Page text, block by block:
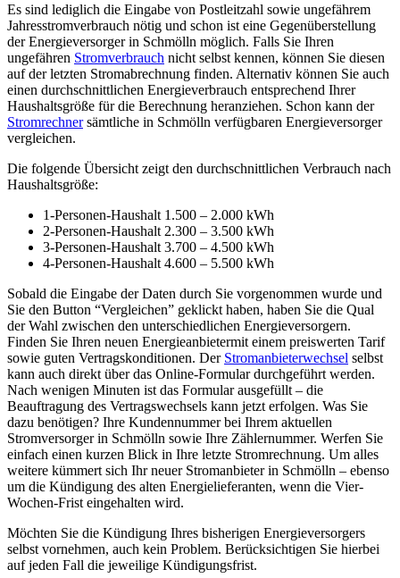
Es sind lediglich die Eingabe von Postleitzahl sowie ungefährem
Jahresstromverbrauch nötig und schon ist eine Gegenüberstellung
der Energieversorger in Schmölln möglich. Falls Sie Ihren
ungefähren Stromverbrauch nicht selbst kennen, können Sie diesen
auf der letzten Stromabrechnung finden. Alternativ können Sie auch
einen durchschnittlichen Energieverbrauch entsprechend Ihrer
Haushaltsgröße für die Berechnung heranziehen. Schon kann der
Stromrechnersämtliche in Schmölln verfügbaren Energieversorger
vergleichen.
Die folgende Übersicht zeigt den durchschnittlichen Verbrauch nach
Haushaltsgröße:
1-Personen-Haushalt 1.500 – 2.000 kWh
2-Personen-Haushalt 2.300 – 3.500 kWh
3-Personen-Haushalt 3.700 – 4.500 kWh
4-Personen-Haushalt 4.600 – 5.500 kWh
Sobald die Eingabe der Daten durch Sie vorgenommen wurde und
Sie den Button “Vergleichen” geklickt haben, haben Sie die Qual
der Wahl zwischen den unterschiedlichen Energieversorgern.
Finden Sie Ihren neuen Energieanbietermit einem preiswerten Tarif
sowie guten Vertragskonditionen. Der Stromanbieterwechsel selbst
kann auch direkt über das Online-Formular durchgeführt werden.
Nach wenigen Minuten ist das Formular ausgefüllt – die
Beauftragung des Vertragswechsels kann jetzt erfolgen. Was Sie
dazu benötigen? Ihre Kundennummer bei Ihrem aktuellen
Stromversorger in Schmölln sowie Ihre Zählernummer. Werfen Sie
einfach einen kurzen Blick in Ihre letzte Stromrechnung. Um alles
weitere kümmert sich Ihr neuer Stromanbieter in Schmölln – ebenso
um die Kündigung des alten Energielieferanten, wenn die Vier-
Wochen-Frist eingehalten wird.
Möchten Sie die Kündigung Ihres bisherigen Energieversorgers
selbst vornehmen, auch kein Problem. Berücksichtigen Sie hierbei
auf jeden Fall die jeweilige Kündigungsfrist.